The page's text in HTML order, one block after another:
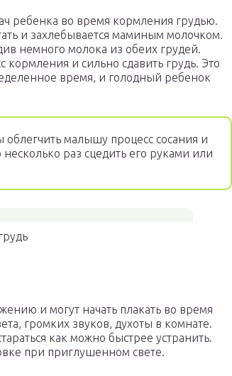
ребенка во время кормления грудью.
и захлебывается маминым молочком.
немного молока из обеих грудей.
кормления и сильно сдавить грудь. Это
время, и голодный ребенок
облегчить малышу процесс сосания и
раз сцедить его руками или
и могут начать плакать во время
громких звуков, духоты в комнате.
как можно быстрее устранить.
при приглушенном свете.